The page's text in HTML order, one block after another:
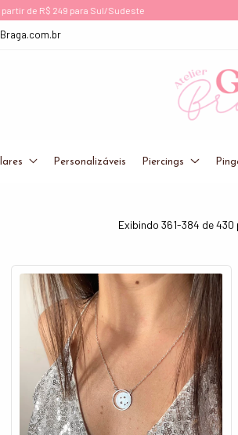
Personalizáveis Piercings
Exibindo 361-384 de